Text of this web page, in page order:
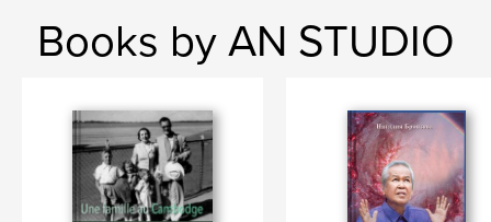
Books by AN STUDIO